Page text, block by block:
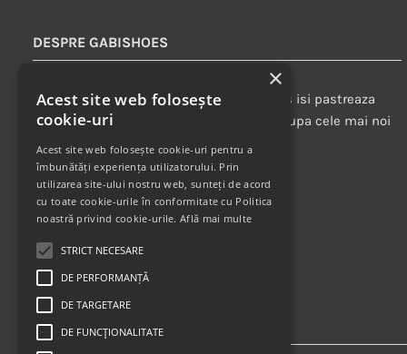
DESPRE GABISHOES
Cu peste 20 de ani experienta, GabiShoes isi pastreaza
traditia de a oferi doar pantofi din piele dupa cele mai noi
tendinte ale modei.
×
Acest site web folosește
cookie-uri
Acest site web folosește cookie-uri pentru a
îmbunătăți experiența utilizatorului. Prin
utilizarea site-ului nostru web, sunteți de acord
cu toate cookie-urile în conformitate cu Politica
noastră privind cookie-urile.Află mai multe
STRICT NECESARE
DE PERFORMANȚĂ
DE TARGETARE
DE FUNCŢIONALITATE